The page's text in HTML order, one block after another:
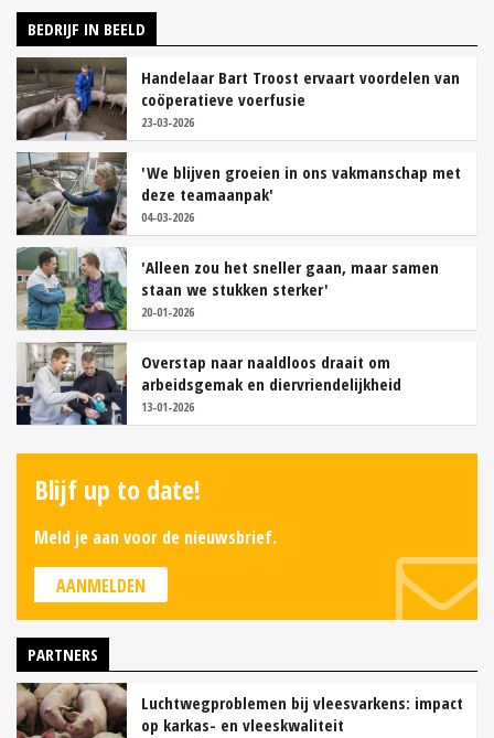
BEDRIJF IN BEELD
Handelaar Bart Troost ervaart voordelen van
coöperatieve voerfusie
23-03-2026
'We blijven groeien in ons vakmanschap met
deze teamaanpak'
04-03-2026
'Alleen zou het sneller gaan, maar samen
staan we stukken sterker'
20-01-2026
Overstap naar naaldloos draait om
arbeidsgemak en diervriendelijkheid
13-01-2026
Blijf up to date!
Meld je aan voor de nieuwsbrief.
AANMELDEN
PARTNERS
Luchtwegproblemen bij vleesvarkens: impact
op karkas- en vleeskwaliteit